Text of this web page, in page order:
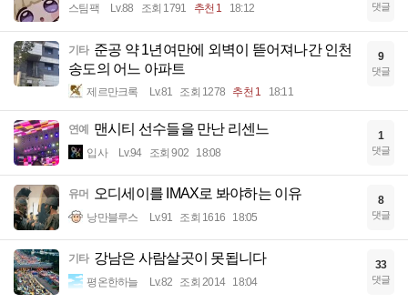
스팀팩 Lv.88 조회 1791 추천 1 18:12 댓글
기타 준공 약 1년여만에 외벽이 뜯어져나간 인천
송도의 어느 아파트
제르만크록 Lv.81 조회 1278 추천 1 18:11
9
댓글
연예 맨시티 선수들을 만난 리센느
입사 Lv.94 조회 902 18:08
1
댓글
유머 오디세이를 IMAX로 봐야하는 이유
낭만블루스 Lv.91 조회 1616 18:05
8
댓글
기타 강남은 사람살곳이 못됩니다
평온한하늘 Lv.82 조회 2014 18:04
33
댓글